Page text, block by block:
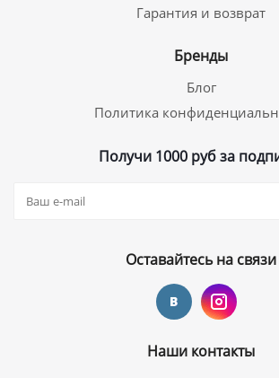
Гарантия и возврат
Бренды
Блог
Политика
Получи 1000 руб за
Оставайтесь на связи
Наши контакты